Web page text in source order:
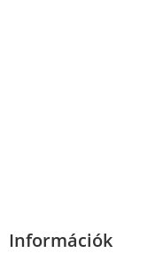
Információk